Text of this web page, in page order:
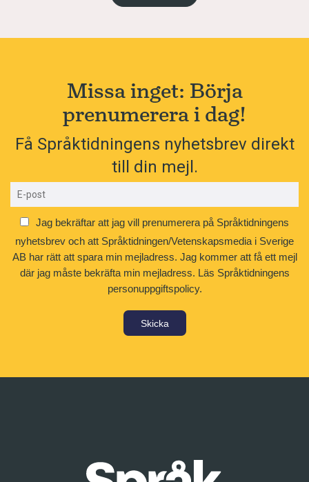
Missa inget: Börja
prenumerera i dag!
Få Språktidningens nyhetsbrev direkt
till din mejl.
Jag bekräftar att jag vill prenumerera på Språktidningens
nyhetsbrev och att Språktidningen/Vetenskapsmedia i Sverige
AB har rätt att spara min mejladress. Jag kommer att få ett mejl
där jag måste bekräfta min mejladress. Läs Språktidningens
personuppgiftspolicy.
Skicka